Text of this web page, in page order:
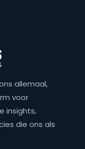
allemaal,
voor
insights,
die ons als